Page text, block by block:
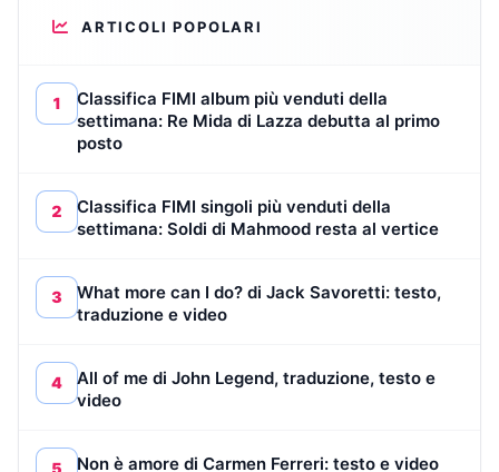
ARTICOLI POPOLARI
1
Classifica FIMI album più venduti della
settimana: Re Mida di Lazza debutta al primo
posto
2
Classifica FIMI singoli più venduti della
settimana: Soldi di Mahmood resta al vertice
3
What more can I do? di Jack Savoretti: testo,
traduzione e video
4
All of me di John Legend, traduzione, testo e
video
Non è amore di Carmen Ferreri: testo e video